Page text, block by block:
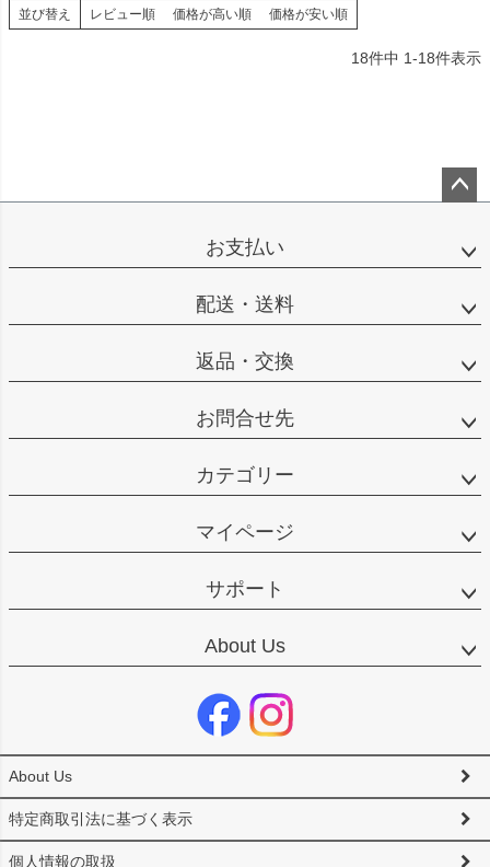
並び替え レビュー順 価格が高い順 価格が安い順
18件中 1-18件表示
ップ
お支払い
配送・送料
返品・交換
お問合せ先
カテゴリー
マイページ
サポート
About Us
About Us
特定商取引法に基づく表示
個人情報の取扱